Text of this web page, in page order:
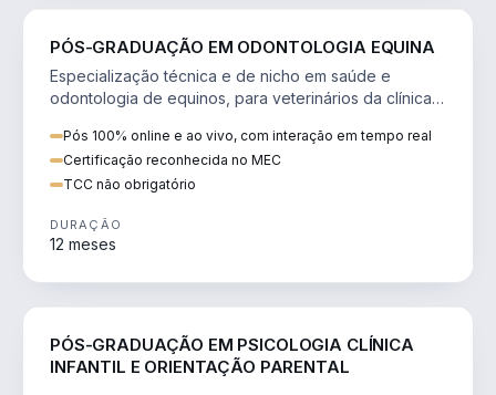
PÓS-GRADUAÇÃO EM ODONTOLOGIA EQUINA
Especialização técnica e de nicho em saúde e
odontologia de equinos, para veterinários da clínica
Pós 100% online e ao vivo, com interação em tempo real
Certificação reconhecida no MEC
TCC não obrigatório
DURAÇÃO
12 meses
PÓS-GRADUAÇÃO EM PSICOLOGIA CLÍNICA
INFANTIL E ORIENTAÇÃO PARENTAL